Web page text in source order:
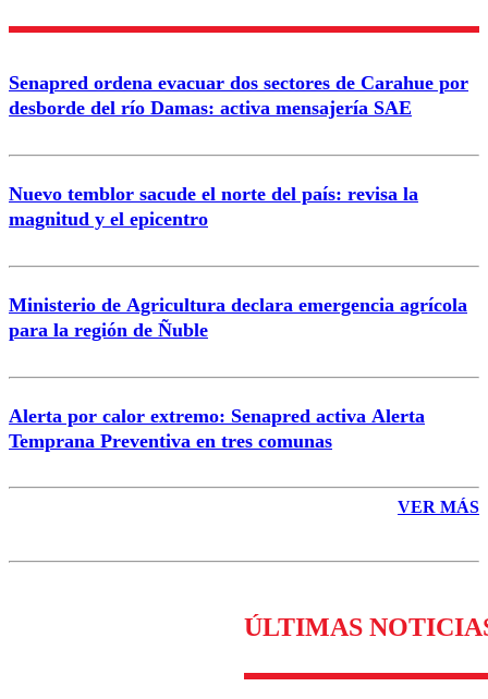
Correo
Senapred ordena evacuar dos sectores de Carahue por
desborde del río Damas: activa mensajería SAE
Nuevo temblor sacude el norte del país: revisa la
magnitud y el epicentro
Ministerio de Agricultura declara emergencia agrícola
para la región de Ñuble
Alerta por calor extremo: Senapred activa Alerta
Temprana Preventiva en tres comunas
VER MÁS
ÚLTIMAS